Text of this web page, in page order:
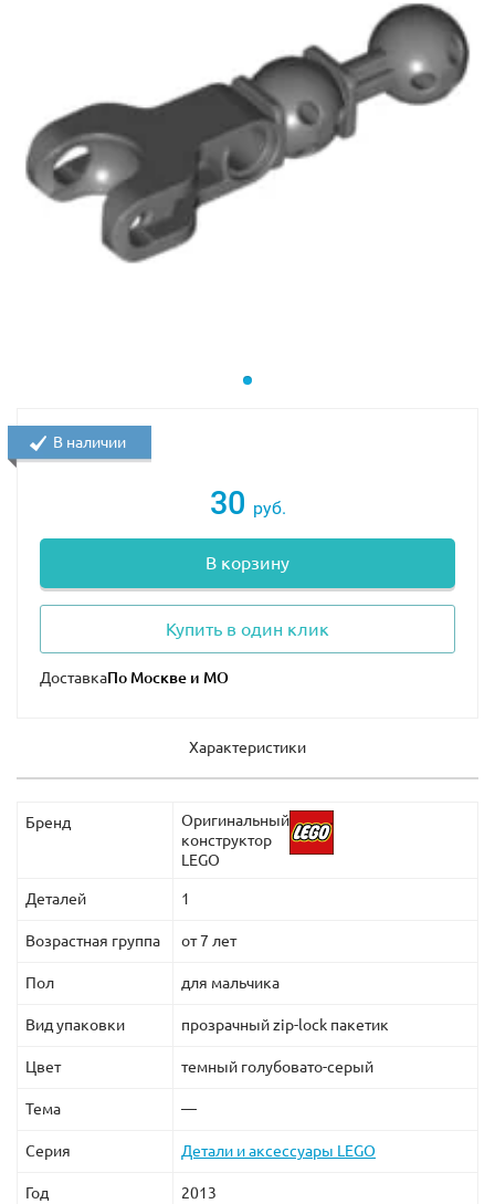
30 руб.
В корзину
Купить в один клик
Доставка
В наличии
Характеристики
Бренд
Оригинальный
конструктор
LEGO
Деталей 1
Возрастная группа от 7 лет
Пол для мальчика
Вид упаковки прозрачный zip-lock пакетик
Цвет темный голубовато-серый
Тема —
Серия Детали и аксессуары LEGO
Год 2013